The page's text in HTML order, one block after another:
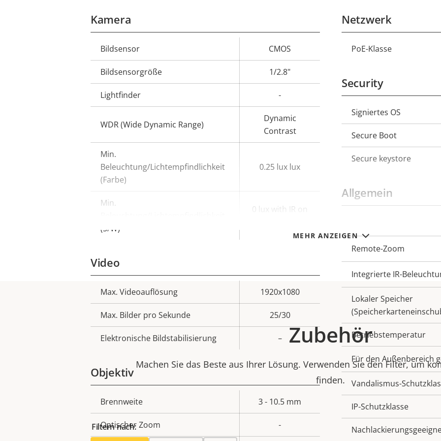
MEHR ANZEIGEN
Kamera
Eigentumsbeschreibung Eigentumswert
Bildsensor CMOS
Bildsensorgröße 1/2.8"
Lightfinder -
WDR (Wide Dynamic Range)
Dynamic
Contrast
Min.
Beleuchtung/Lichtempfindlichkeit
(Farbe)
0.25 lux lux
Min.
(S/W)
0 lux with IR on
Video
Eigentumsbeschreibung Eigentumswert
Max. Videoauflösung 1920x1080
Max. Bilder pro Sekunde 25/30
Elektronische Bildstabilisierung –
Objektiv
Eigentumsbeschreibung Eigentumswert
Brennweite 3 - 10.5 mm
Optischer Zoom -
Netzwerk
PoE-Klasse
Security
Signiertes OS
Secure Boot
Secure keystore
Allgemein
Remote-Zoom
Integrierte IR-
Lokaler Speicher
Betriebstemperatur
Für den Außenbereich
Vandalismus-
IP-Schutzklasse
Zubehör
Machen Sie das Beste aus Ihrer Lösung. Verwenden Sie den Filter, um
finden.
Filtern nach: